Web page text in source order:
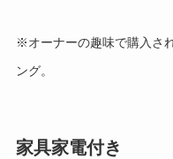
※オーナーの趣味で購入さ
ング。
家具家電付き